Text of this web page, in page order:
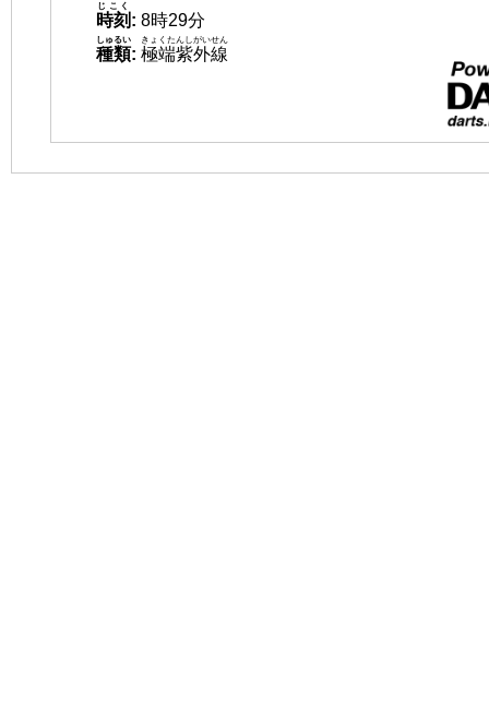
時刻
じこく
: 8時29分
種類
しゅるい
: 極端紫外線
きょくたんしがいせん